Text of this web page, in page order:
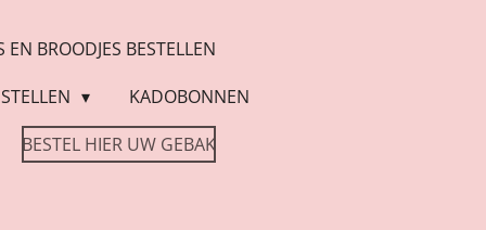
BROODJES BESTELLEN
KADOBONNEN
BESTEL HIER UW GEBAK